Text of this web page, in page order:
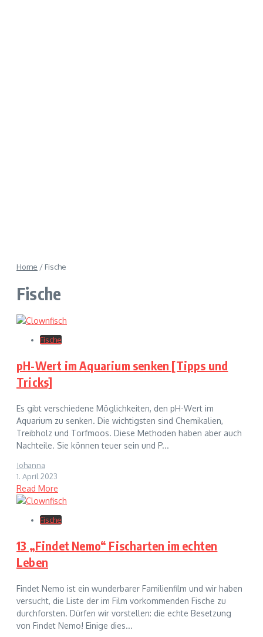
Home / Fische
Fische
Fische
pH-Wert im Aquarium senken [Tipps und
Tricks]
Es gibt verschiedene Möglichkeiten, den pH-Wert im
Aquarium zu senken. Die wichtigsten sind Chemikalien,
Treibholz und Torfmoos. Diese Methoden haben aber auch
Nachteile. Sie können teuer sein und P...
Johanna
1. April 2023
Read More
Fische
13 „Findet Nemo“ Fischarten im echten
Leben
Findet Nemo ist ein wunderbarer Familienfilm und wir haben
versucht, die Liste der im Film vorkommenden Fische zu
durchforsten. Dürfen wir vorstellen: die echte Besetzung
von Findet Nemo! Einige dies...